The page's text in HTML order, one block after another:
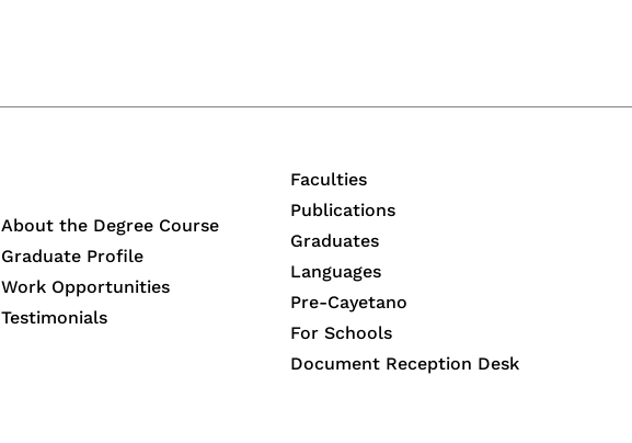
About the Degree Course
Graduate Profile
Work Opportunities
Testimonials
Faculties
Publications
Graduates
Languages
Pre-Cayetano
For Schools
Document Reception Desk